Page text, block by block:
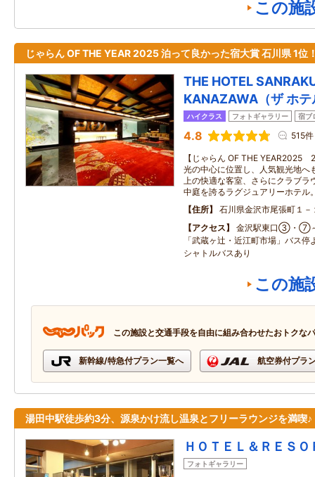
この施
じゃらん OF THE YEAR 2025 泊って良かった宿大賞 石川県 1位
THE HOTEL
KANAZAWA（ザ ホテ
ハイクラス フォトギャラリー 宿ブ
4.8 515件
【じゃらん OF THE YEAR2025
光の中心に位置し、人気観光地へ
上の快適な客室、さらにクラブラ
中庭を誇るラグジュアリーホテル
住所
石川県金沢市尾張町１－
アクセス
金沢駅東口③・⑦
「武蔵ヶ辻・近江町市場」バス
シャトルバスあり
この施
この施設と交通手段を自由に組み合わせたおトクな
新幹線/特急付プラン一覧へ 航空券付プラ
湯田中駅徒歩約3分、源泉かけ流し温泉とフリーラウンジを満喫♪
ＨＯＴＥＬ＆ＲＥＳ
フォトギャラリー